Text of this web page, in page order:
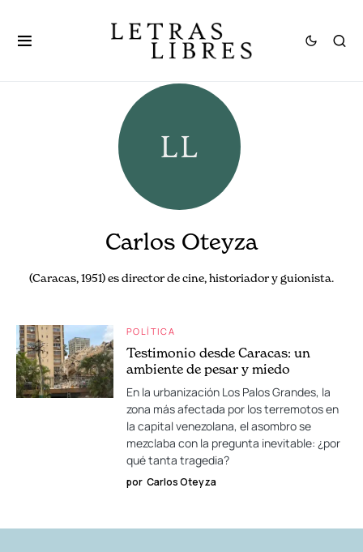
Carlos Oteyza
(Caracas, 1951) es director de cine, historiador y guionista.
POLÍTICA
Testimonio desde Caracas: un
ambiente de pesar y miedo
En la urbanización Los Palos Grandes, la
zona más afectada por los terremotos en
la capital venezolana, el asombro se
mezclaba con la pregunta inevitable: ¿por
qué tanta tragedia?
por Carlos Oteyza